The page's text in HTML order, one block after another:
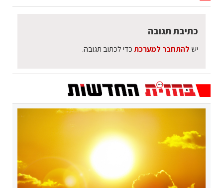
כתיבת תגובה
יש להתחבר למערכתכדי לכתוב תגובה.